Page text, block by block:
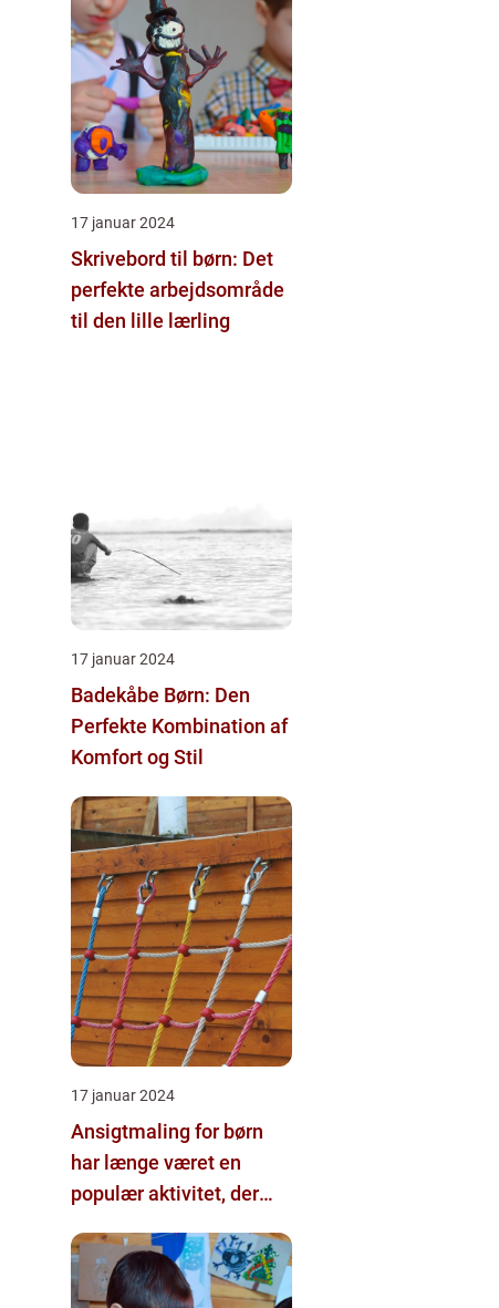
17 januar 2024
Skrivebord til børn: Det
perfekte arbejdsområde
til den lille lærling
17 januar 2024
Badekåbe Børn: Den
Perfekte Kombination af
Komfort og Stil
17 januar 2024
Ansigtmaling for børn
har længe været en
populær aktivitet, der
enhver fest eller
begivenhed